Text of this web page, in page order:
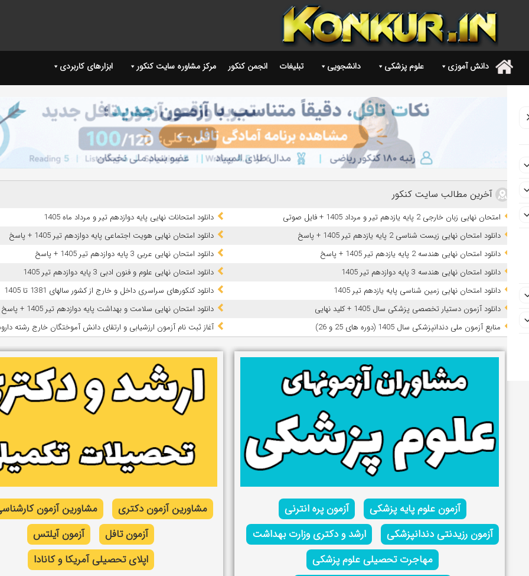
. دانش آموزی علوم پزشکی دانشجویی تبلیغات انجمن کنکور مرکز مشاوره سایت کنکور ابزارهای کاربردی
آخرین مطالب سایت کنکور
امتحان نهایی زبان خارجی 2 پایه یازدهم تیر و مرداد 1405 + فایل صوتی
دانلود امتحانات نهایی پایه دوازدهم تیر و مرداد ماه 1405
دانلود امتحان نهایی زیست شناسی 2 پایه یازدهم تیر 1405 + پاسخ
دانلود امتحان نهایی هویت اجتماعی پایه دوازدهم تیر 1405 + پاسخ
دانلود امتحان نهایی هندسه 2 پایه یازدهم تیر 1405 + پاسخ
دانلود امتحان نهایی عربی 3 پایه دوازدهم تیر 1405 + پاسخ
دانلود امتحان نهایی هندسه 3 پایه دوازدهم تیر 1405
دانلود امتحان نهایی علوم و فنون ادبی 3 پایه دوازدهم تیر 1405
دانلود امتحان نهایی زمین شناسی پایه یازدهم تیر 1405
دانلود کنکورهای سراسری داخل و خارج از کشور سالهای 1381 تا 1405
دانلود آزمون دستیار تخصصی پزشکی سال 1405 + کلید نهایی
دانلود امتحان نهایی سلامت و بهداشت پایه دوازدهم تیر 1405 + پاسخ
ﻣﻨﺎﺑﻊ آزﻣﻮن ﻣﻠﯽ دندانپزشکی سال 1405 (دوره های 25 و 26)
آغاز ثبت نام آزمون‌ ارزشیابی و ارتقای دانش آموختگان خارج رشته
آزمون علوم پایه پزشکی
آزمون پره انترنی
آزمون رزیدنتی دندانپزشکی
ارشد و دکتری وزارت بهداشت
مهاجرت تحصیلی علوم پزشکی
مشاورین آزمون دکتری
مشاورین آزمون
آزمون تافل
آزمون آیلتس
اپلای تحصیلی آمریکا و کانادا